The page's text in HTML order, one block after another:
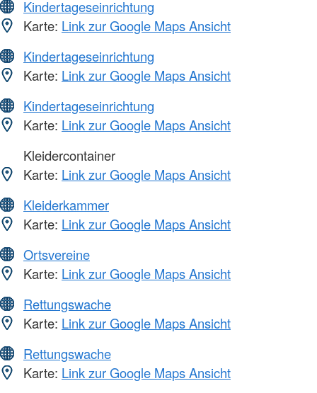
Kindertageseinrichtung
Karte: Link zur Google Maps Ansicht
Kindertageseinrichtung
Karte: Link zur Google Maps Ansicht
Kindertageseinrichtung
Karte: Link zur Google Maps Ansicht
Kleidercontainer
Karte: Link zur Google Maps Ansicht
Kleiderkammer
Karte: Link zur Google Maps Ansicht
Ortsvereine
Karte: Link zur Google Maps Ansicht
Rettungswache
Karte: Link zur Google Maps Ansicht
Rettungswache
Karte: Link zur Google Maps Ansicht